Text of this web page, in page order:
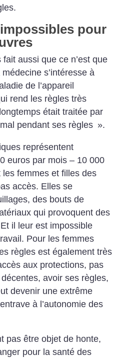
pour
aussi que ce n’est que
s’intéresse à
de l’appareil
rend les règles très
était traitée par
pendant ses règles ».
représentent
euros par mois – 10 000
femmes et filles des
accès. Elles se
des bouts de
qui provoquent des
il leur est impossible
Pour les femmes
règles est également très
aux protections, pas
avoir ses règles,
devenir une extrême
à l’autonomie des
pas être objet de honte,
pour la santé des